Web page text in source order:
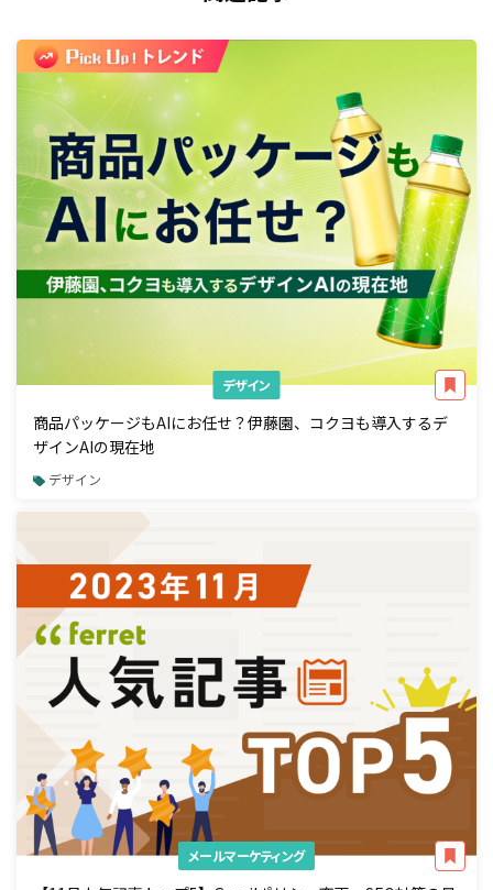
デザイン
商品パッケージもAIにお任せ？伊藤園、コクヨも導入するデ
ザインAIの現在地
デザイン
メールマーケティング